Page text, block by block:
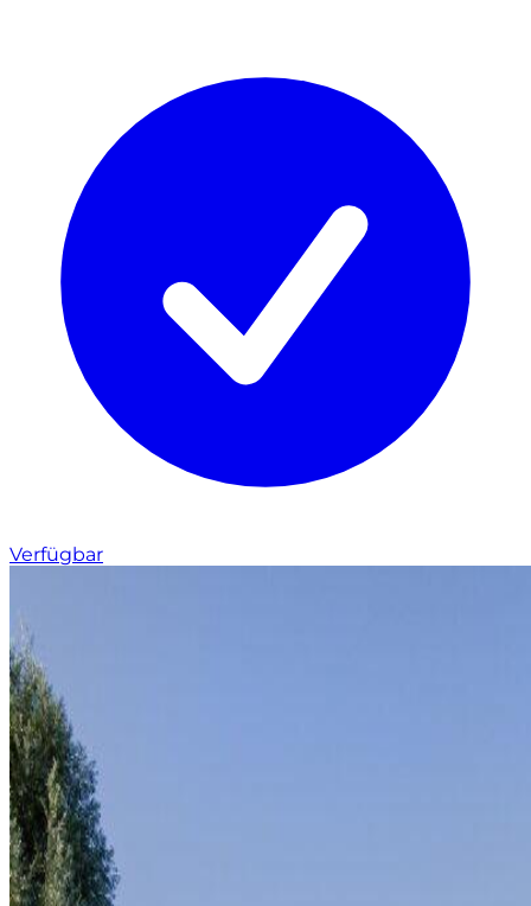
Verfügbar